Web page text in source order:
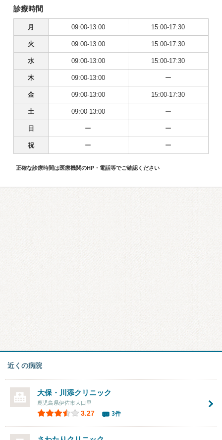
診療時間
月 09:00-13:00 15:00-17:30
火 09:00-13:00 15:00-17:30
水 09:00-13:00 15:00-17:30
木 09:00-13:00 ー
金 09:00-13:00 15:00-17:30
土 09:00-13:00 ー
日 ー ー
祝 ー ー
正確な診療時間は医療機関のHP・電話等でご確認ください
近くの病院
大保・川添クリニック
鹿児島県伊佐市大口里
3.27 3件